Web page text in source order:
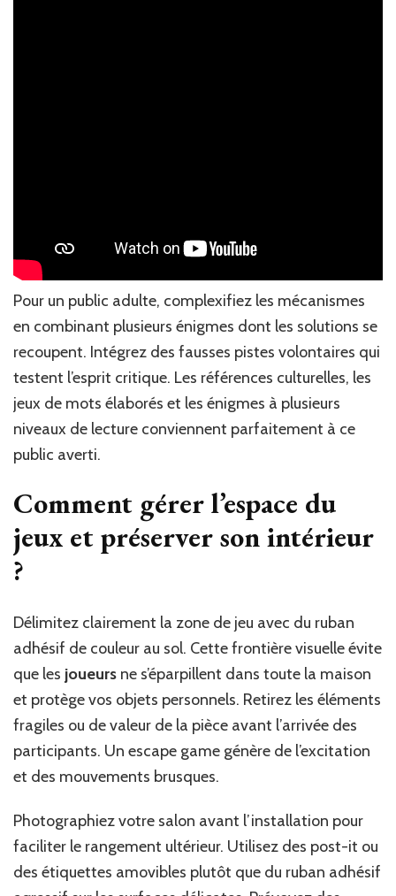
Pour un public adulte, complexifiez les mécanismes
en combinant plusieurs énigmes dont les solutions se
recoupent. Intégrez des fausses pistes volontaires qui
testent l’esprit critique. Les références culturelles, les
jeux de mots élaborés et les énigmes à plusieurs
niveaux de lecture conviennent parfaitement à ce
public averti.
Comment gérer l’espace du
jeux et préserver son intérieur
?
Délimitez clairement la zone de jeu avec du ruban
adhésif de couleur au sol. Cette frontière visuelle évite
que les joueurs ne s’éparpillent dans toute la maison
et protège vos objets personnels. Retirez les éléments
fragiles ou de valeur de la pièce avant l’arrivée des
participants. Un escape game génère de l’excitation
et des mouvements brusques.
Photographiez votre salon avant l’installation pour
faciliter le rangement ultérieur. Utilisez des post-it ou
des étiquettes amovibles plutôt que du ruban adhésif